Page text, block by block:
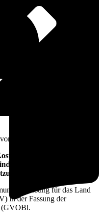
bei Einsätzen der
Lambrechtshagen
für das Land
in der Fassung der
(GVOBl.